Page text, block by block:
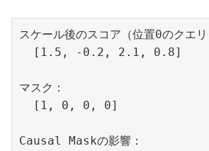
スケール後のスコア（位置0のクエリ
  [1.5, -0.2, 2.1, 0.8]
マスク：
  [1, 0, 0, 0]
Causal Maskの影響：